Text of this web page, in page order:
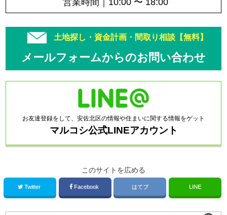
土地探し・資金計画・間取り相談【無料】
メールフォームからのお問い合わせ
お友達登録をして、安佐北区の情報や住まいに関する情報をゲット
マルコシ公式LINEアカウント
このサイトを広める
Twitter Facebook はてブ LINE